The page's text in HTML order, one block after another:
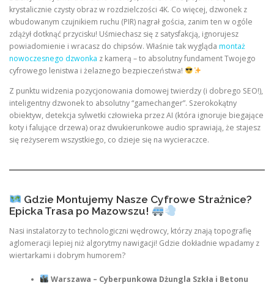
krystalicznie czysty obraz w rozdzielczości 4K. Co więcej, dzwonek z
wbudowanym czujnikiem ruchu (PIR) nagrał gościa, zanim ten w ogóle
zdążył dotknąć przycisku! Uśmiechasz się z satysfakcją, ignorujesz
powiadomienie i wracasz do chipsów. Właśnie tak wygląda montaż
nowoczesnego dzwonka z kamerą – to absolutny fundament Twojego
cyfrowego lenistwa i żelaznego bezpieczeństwa!
Z punktu widzenia pozycjonowania domowej twierdzy (i dobrego SEO!),
inteligentny dzwonek to absolutny “gamechanger”. Szerokokątny
obiektyw, detekcja sylwetki człowieka przez AI (która ignoruje biegające
koty i falujące drzewa) oraz dwukierunkowe audio sprawiają, że stajesz
się reżyserem wszystkiego, co dzieje się na wycieraczce.
Gdzie Montujemy Nasze Cyfrowe Strażnice?
Epicka Trasa po Mazowszu!
Nasi instalatorzy to technologiczni wędrowcy, którzy znają topografię
aglomeracji lepiej niż algorytmy nawigacji! Gdzie dokładnie wpadamy z
wiertarkami i dobrym humorem?
Warszawa – Cyberpunkowa Dżungla Szkła i Betonu